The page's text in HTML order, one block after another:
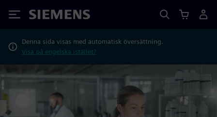
Siemens
Denna sida visas med automatisk översättning.
Visa på engelska istället?